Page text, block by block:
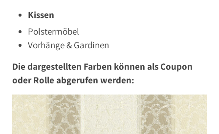
Kissen
Polstermöbel
Vorhänge & Gardinen
Die dargestellten Farben können als Coupon
oder Rolle abgerufen werden: